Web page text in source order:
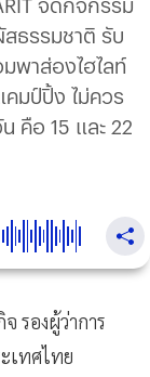
ธรรมชาติ รับ
พาส่องไฮไลท์
คมป์ปิ้ง ไม่ควร
คือ 15 และ 22
รองผู้ว่าการ
เทศไทย